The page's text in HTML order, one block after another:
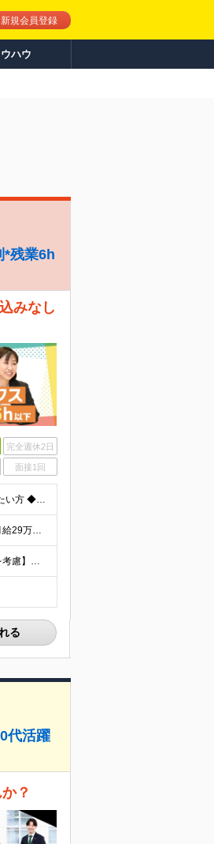
新規会員登録
ハウ
*残業6h
みなし
完全週休2日
面接1回
★学歴不問 ★未経験OK 【こんな方はぜひご応募を！】 ◆誰かのためになる仕事に就きたい方 ◆人に寄り添い、相手の心を大切にできる方 ◆保険の知識を身につけて、長く働きたい方 ◆人と話すのが好きで、
★固定給だけで年収524万円も可能！ ★入社3年目で年収650万円も！ 【未経験者】 ◆月給29万円～51万円（店舗手当・営業手当など一律手当含む）＋インセンティブ＋他各種手当＋決算賞与あり（会社業
＼全国97店舗で募集中！希望を考慮◎「自宅の近くで働きたい」もOK／ 【希望勤務地を考慮】全97店舗／北海道・東京・神奈川・千葉・埼玉・石川・静岡・愛知・大阪・兵庫・福岡の『保険クリニック』直営店
る
代活躍
？